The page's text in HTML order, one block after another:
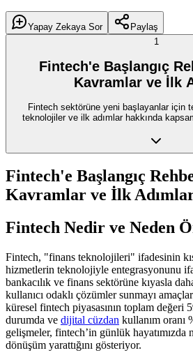
Yapay Zekaya Sor
Paylaş
1
Fintech'e Başlangıç
Kavramlar ve İlk
Fintech sektörüne yeni başlayanlar için
teknolojiler ve ilk adımlar hakkında
Fintech'e Başlangıç
Kavramlar ve İlk
Fintech Nedir ve Neden
Fintech, "finans teknolojileri" ifadesinin
hizmetlerin teknolojiyle entegrasyonunu
bankacılık ve finans sektörüne kıyasla
kullanıcı odaklı çözümler sunmayı
küresel fintech piyasasının toplam değeri
durumda ve dijital cüzdan kullanım oranı
gelişmeler, fintech’in günlük
dönüşüm yarattığını gösteriyor.